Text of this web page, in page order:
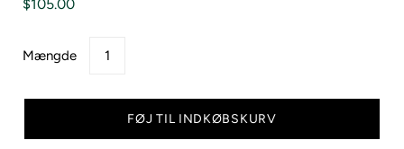
$105.00
Mængde
FØJ TIL INDKØBSKURV